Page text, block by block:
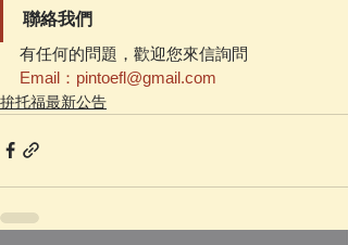
聯絡我們
有任何的問題，歡迎您來信詢問
Email：pintoefl@gmail.com
拚托福最新公告